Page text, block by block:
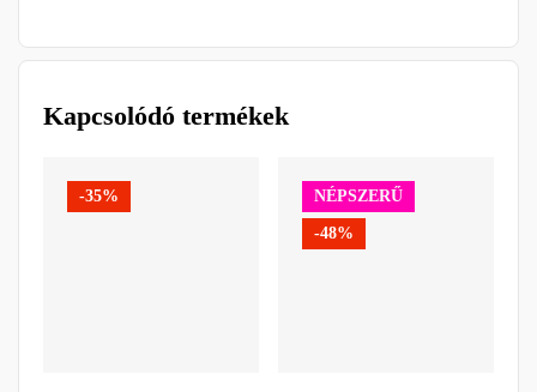
Kapcsolódó termékek
-35% NÉPSZERŰ
-48%